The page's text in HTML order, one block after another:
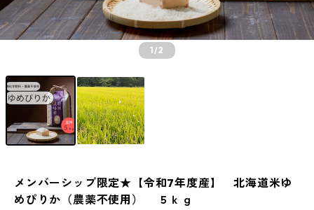
1/2
メンバーシップ限定★【令和7年度産】 北海道米ゆ
めぴりか（農薬不使用） ５ｋｇ